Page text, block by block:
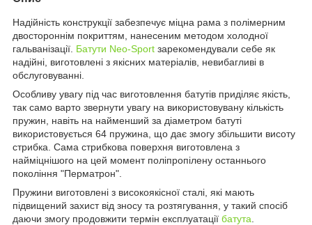
Надійність конструкції забезпечує міцна рама з полімерним
двостороннім покриттям, нанесеним методом холодної
гальванізації. Батути Neo-Sport зарекомендували себе як
надійні, виготовлені з якісних матеріалів, невибагливі в
обслуговуванні.
Особливу увагу під час виготовлення батутів приділяє якість,
так само варто звернути увагу на використовувану кількість
пружин, навіть на найменший за діаметром батуті
використовується 64 пружина, що дає змогу збільшити висоту
стрибка. Сама стрибкова поверхня виготовлена з
найміцнішого на цей момент поліпропілену останнього
покоління "Перматрон".
Пружини виготовлені з високоякісної сталі, які мають
підвищений захист від зносу та розтягування, у такий спосіб
даючи змогу продовжити термін експлуатації батута